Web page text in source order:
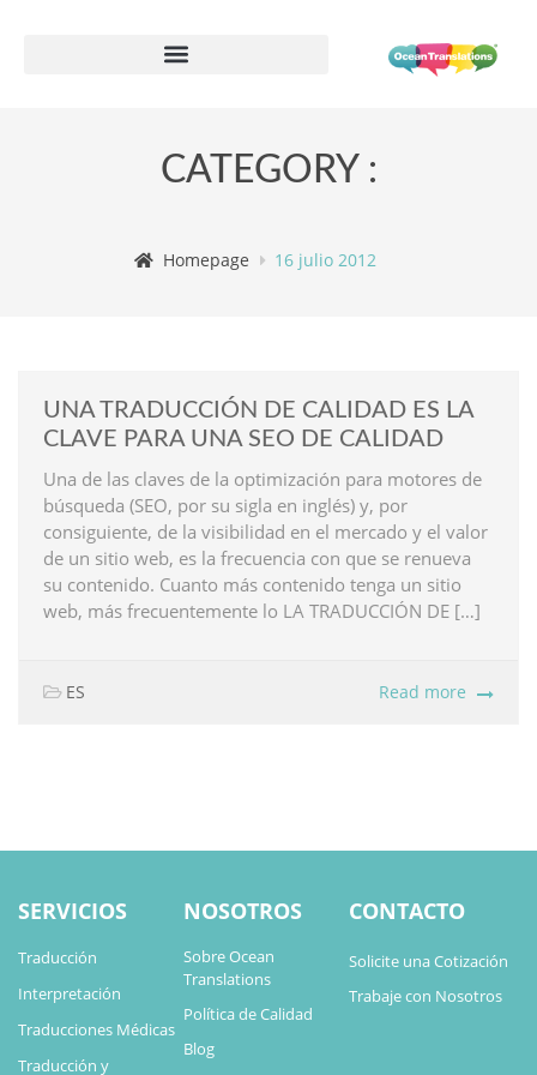
CATEGORY :
Homepage 16 julio 2012
UNA TRADUCCIÓN DE CALIDAD ES LA
CLAVE PARA UNA SEO DE CALIDAD
Una de las claves de la optimización para motores de
búsqueda (SEO, por su sigla en inglés) y, por
consiguiente, de la visibilidad en el mercado y el valor
de un sitio web, es la frecuencia con que se renueva
su contenido. Cuanto más contenido tenga un sitio
web, más frecuentemente lo LA TRADUCCIÓN DE […]
ES Read more
SERVICIOS
Traducción
Interpretación
Traducciones Médicas
Traducción y
NOSOTROS
Sobre Ocean
Translations
Política de Calidad
Blog
CONTACTO
Solicite una Cotización
Trabaje con Nosotros